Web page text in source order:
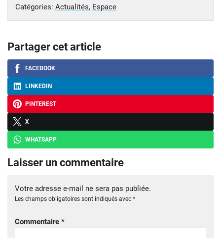
Catégories: Actualités, Espace
Partager cet article
FACEBOOK
LINKEDIN
PINTEREST
X
WHATSAPP
Laisser un commentaire
Votre adresse e-mail ne sera pas publiée.
Les champs obligatoires sont indiqués avec *
Commentaire *